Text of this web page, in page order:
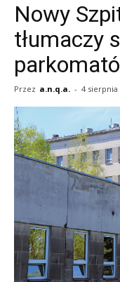
Nowy
tłumaczy
Przez a.n.q.a. - 4 sierpnia